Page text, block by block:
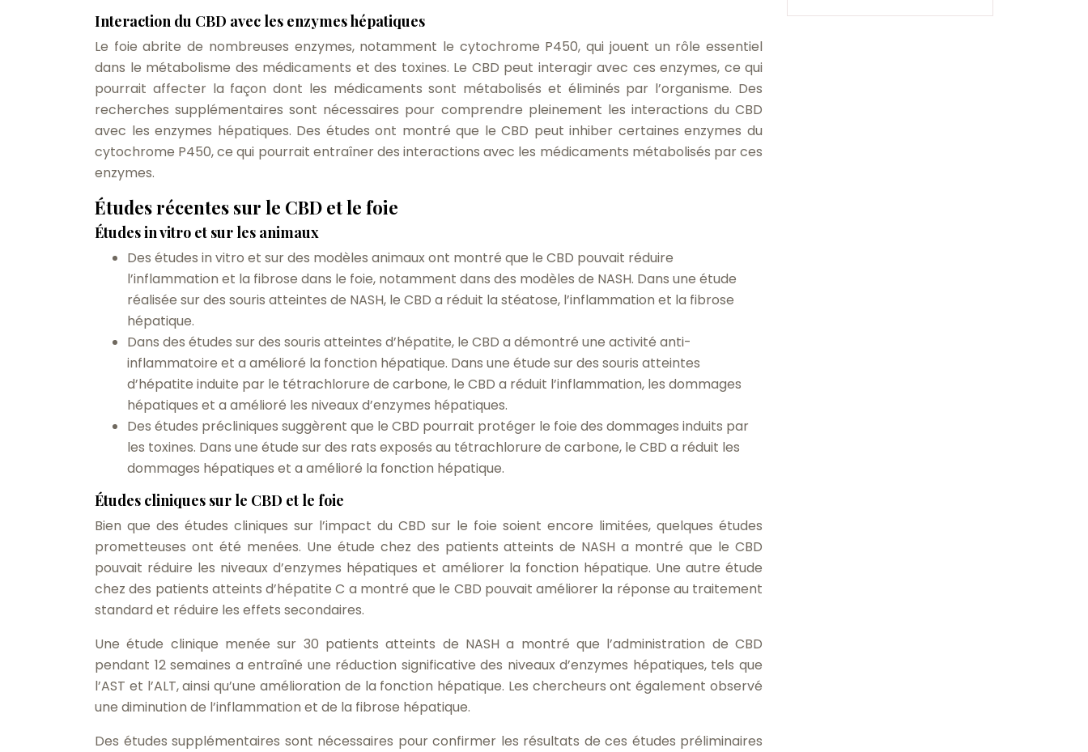
Interaction du CBD avec les enzymes hépatiques
Le foie abrite de nombreuses enzymes, notamment le cytochrome P450, qui jouent un rôle essentiel
dans le métabolisme des médicaments et des toxines. Le CBD peut interagir avec ces enzymes, ce qui
pourrait affecter la façon dont les médicaments sont métabolisés et éliminés par l’organisme. Des
recherches supplémentaires sont nécessaires pour comprendre pleinement les interactions du CBD
avec les enzymes hépatiques. Des études ont montré que le CBD peut inhiber certaines enzymes du
cytochrome P450, ce qui pourrait entraîner des interactions avec les médicaments métabolisés par ces
enzymes.
Études récentes sur le CBD et le foie
Études in vitro et sur les animaux
Des études in vitro et sur des modèles animaux ont montré que le CBD pouvait réduire
l’inflammation et la fibrose dans le foie, notamment dans des modèles de NASH. Dans une étude
réalisée sur des souris atteintes de NASH, le CBD a réduit la stéatose, l’inflammation et la fibrose
hépatique.
Dans des études sur des souris atteintes d’hépatite, le CBD a démontré une activité anti-
inflammatoire et a amélioré la fonction hépatique. Dans une étude sur des souris atteintes
d’hépatite induite par le tétrachlorure de carbone, le CBD a réduit l’inflammation, les dommages
hépatiques et a amélioré les niveaux d’enzymes hépatiques.
Des études précliniques suggèrent que le CBD pourrait protéger le foie des dommages induits par
les toxines. Dans une étude sur des rats exposés au tétrachlorure de carbone, le CBD a réduit les
dommages hépatiques et a amélioré la fonction hépatique.
Études cliniques sur le CBD et le foie
Bien que des études cliniques sur l’impact du CBD sur le foie soient encore limitées, quelques études
prometteuses ont été menées. Une étude chez des patients atteints de NASH a montré que le CBD
pouvait réduire les niveaux d’enzymes hépatiques et améliorer la fonction hépatique. Une autre étude
chez des patients atteints d’hépatite C a montré que le CBD pouvait améliorer la réponse au traitement
standard et réduire les effets secondaires.
Une étude clinique menée sur 30 patients atteints de NASH a montré que l’administration de CBD
pendant 12 semaines a entraîné une réduction significative des niveaux d’enzymes hépatiques, tels que
l’AST et l’ALT, ainsi qu’une amélioration de la fonction hépatique. Les chercheurs ont également observé
une diminution de l’inflammation et de la fibrose hépatique.
Des études supplémentaires sont nécessaires pour confirmer les résultats de ces études préliminaires